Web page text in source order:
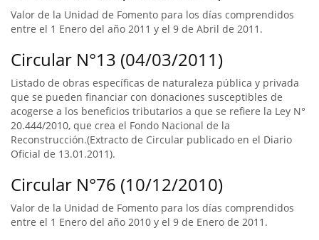
Valor de la Unidad de Fomento para los días comprendidos
entre el 1 Enero del año 2011 y el 9 de Abril de 2011.
Circular N°13 (04/03/2011)
Listado de obras específicas de naturaleza pública y privada
que se pueden financiar con donaciones susceptibles de
acogerse a los beneficios tributarios a que se refiere la Ley N°
20.444/2010, que crea el Fondo Nacional de la
Reconstrucción.(Extracto de Circular publicado en el Diario
Oficial de 13.01.2011).
Circular N°76 (10/12/2010)
Valor de la Unidad de Fomento para los días comprendidos
entre el 1 Enero del año 2010 y el 9 de Enero de 2011.